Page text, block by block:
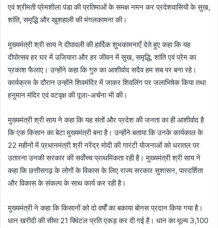
एवं श्रीमती प्रेमशीला पंडा की प्रतिमाओं के समक्ष नमन कर प्रदेशवासियों के सुख,
शांति, समृद्धि और खुशहाली की मंगलकामना की।
मुख्यमंत्री श्री साय ने दीपावली की हार्दिक शुभकामनाएँ देते हुए कहा कि यह
दीपोत्सव हर घर में उजियारा और हर जीवन में सुख, समृद्धि, शांति एवं प्रेम का
प्रकाश फैलाए। उन्होंने कहा कि गुरु का आशीर्वाद सदैव हम सब पर बना रहे।
कार्यक्रम के दौरान उन्होंने शिवमंदिर में जाकर शिवलिंग पर जलाभिषेक किया तथा
हनुमान मंदिर एवं वटवृक्ष की पूजा-अर्चना भी की।
मुख्यमंत्री श्री साय ने कहा कि यह संतों और प्रदेश की जनता का ही आशीर्वाद है
कि एक किसान का बेटा मुख्यमंत्री बना है। उन्होंने बताया कि उनके कार्यकाल के
22 महीनों में प्रधानमंत्री श्री नरेंद्र मोदी की गारंटी योजनाओं को धरातल पर
उतारना उनकी सरकार की सर्वाेच्च प्राथमिकता रही है। मुख्यमंत्री श्री साय ने
कहा कि छत्तीसगढ़ के लोगों के विकास के लिए राज्य सरकार सुशासन, पारदर्शिता
और विकास के संकल्प के साथ कार्य कर रही है।
मुख्यमंत्री ने कहा कि किसानों को दो वर्षों का बकाया बोनस प्रदान किया गया है।
धान खरीदी की सीमा 21 क्विंटल प्रति एकड़ कर दी गई है। धान का मूल्य 3,100